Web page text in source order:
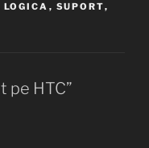
LOGICA , SUPORT,
pe HTC”